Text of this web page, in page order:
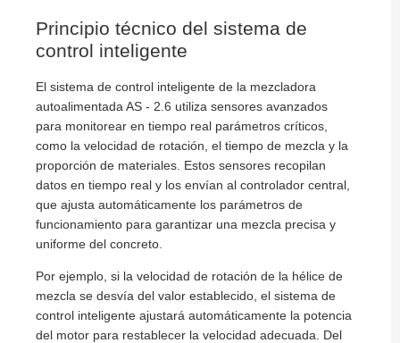
Principio técnico del sistema de
control inteligente
El sistema de control inteligente de la mezcladora
autoalimentada AS - 2.6 utiliza sensores avanzados
para monitorear en tiempo real parámetros críticos,
como la velocidad de rotación, el tiempo de mezcla y la
proporción de materiales. Estos sensores recopilan
datos en tiempo real y los envían al controlador central,
que ajusta automáticamente los parámetros de
funcionamiento para garantizar una mezcla precisa y
uniforme del concreto.
Por ejemplo, si la velocidad de rotación de la hélice de
mezcla se desvía del valor establecido, el sistema de
control inteligente ajustará automáticamente la potencia
del motor para restablecer la velocidad adecuada. Del